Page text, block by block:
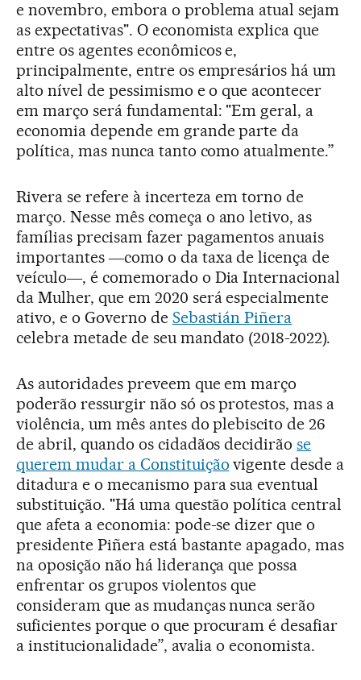
e novembro, embora o problema atual sejam
as expectativas". O economista explica que
entre os agentes econômicos e,
principalmente, entre os empresários há um
alto nível de pessimismo e o que acontecer
em março será fundamental: "Em geral, a
economia depende em grande parte da
política, mas nunca tanto como atualmente.”
Rivera se refere à incerteza em torno de
março. Nesse mês começa o ano letivo, as
famílias precisam fazer pagamentos anuais
importantes ―como o da taxa de licença de
veículo―, é comemorado o Dia Internacional
da Mulher, que em 2020 será especialmente
ativo, e o Governo de Sebastián Piñera
celebra metade de seu mandato (2018-2022).
As autoridades preveem que em março
poderão ressurgir não só os protestos, mas a
violência, um mês antes do plebiscito de 26
de abril, quando os cidadãos decidirãose
querem mudar a Constituição vigente desde a
ditadura e o mecanismo para sua eventual
substituição. "Há uma questão política central
que afeta a economia: pode-se dizer que o
presidente Piñera está bastante apagado, mas
na oposição não há liderança que possa
enfrentar os grupos violentos que
consideram que as mudanças nunca serão
suficientes porque o que procuram é desafiar
a institucionalidade”, avalia o economista.